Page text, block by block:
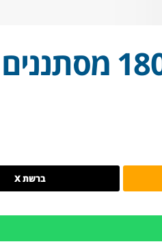
משטרת פריז מפנה עוד 1800 מסתננים
ברשת X